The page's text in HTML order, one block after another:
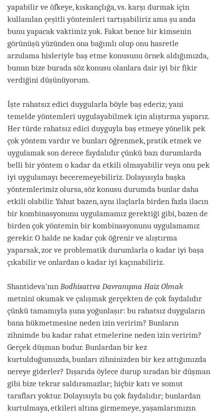
yapabilir ve öfkeye, kıskançlığa, vs. karşı durmak için
kullanılan çeşitli yöntemleri tartışabiliriz ama şu anda
bunu yapacak vaktimiz yok. Fakat bence bir kimsenin
görünüşü yüzünden ona bağımlı olup onu hasretle
arzulama hisleriyle baş etme konusunu örnek aldığımızda,
bunun bize burada söz konusu olanlara dair iyi bir fikir
verdiğini düşünüyorum.
İşte rahatsız edici duygularla böyle baş ederiz; yani
temelde yöntemleri uygulayabilmek için alıştırma yaparız.
Her türde rahatsız edici duyguyla baş etmeye yönelik pek
çok yöntem vardır ve bunları öğrenmek, pratik etmek ve
uygulamak son derece faydalıdır çünkü bazı durumlarda
belli bir yöntem o kadar da etkili olmayabilir veya onu pek
iyi uygulamayı beceremeyebiliriz. Dolayısıyla başka
yöntemlerimiz olursa, söz konusu durumda bunlar daha
etkili olabilir. Yahut bazen, aynı ilaçlarla birden fazla ilacın
bir kombinasyonunu uygulamamız gerektiği gibi, bazen de
birden çok yöntemin bir kombinasyonunu uygulamamız
gerekir. O halde ne kadar çok öğrenir ve alıştırma
yaparsak, zor ve problematik durumlarla o kadar iyi başa
çıkabilir ve onlardan o kadar iyi kaçınabiliriz.
Shantideva’nın Bodhisattva Davranışına Haiz Olmak
metnini okumak ve çalışmak gerçekten de çok faydalıdır
çünkü tamamıyla şuna yoğunlaşır: bu rahatsız duyguların
bana hükmetmesine neden izin veririm? Bunların
zihnimde bu kadar rahat etmelerine neden izin veririm?
Gerçek düşman budur. Bunlardan bir kez
kurtulduğumuzda, bunları zihninizden bir kez attığımızda
nereye giderler? Dışarıda öylece durup sıradan bir düşman
gibi bize tekrar saldıramazlar; hiçbir katı ve somut
tarafları yoktur. Dolayısıyla bu çok faydalıdır; bunlardan
kurtulmaya, etkileri altına girmemeye, yaşamlarımızın